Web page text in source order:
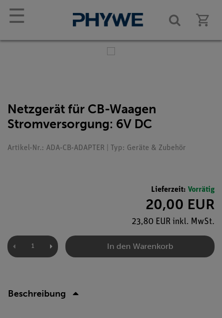
☰
Netzgerät für CB-Waagen
Stromversorgung: 6V DC
Artikel-Nr.: ADA-CB-ADAPTER | Typ: Geräte & Zubehör
Lieferzeit: Vorrätig
20,00 EUR
23,80 EUR inkl. MwSt.
In den Warenkorb
Beschreibung